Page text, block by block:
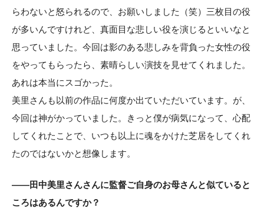
らわないと怒られるので、お願いしました（笑）三枚目の役
が多いんですけれど、真面目な悲しい役を演じるといいなと
思っていました。今回は影のある悲しみを背負った女性の役
をやってもらったら、素晴らしい演技を見せてくれました。
あれは本当にスゴかった。
美里さんも以前の作品に何度か出ていただいています。が、
今回は神がかっていました。きっと僕が病気になって、心配
してくれたことで、いつも以上に魂をかけた芝居をしてくれ
たのではないかと想像します。
——田中美里さんさんに監督ご自身のお母さんと似ていると
ころはあるんですか？